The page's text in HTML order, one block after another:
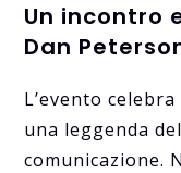
Un incontro
Dan
L’evento
una leggenda
comunicazione.